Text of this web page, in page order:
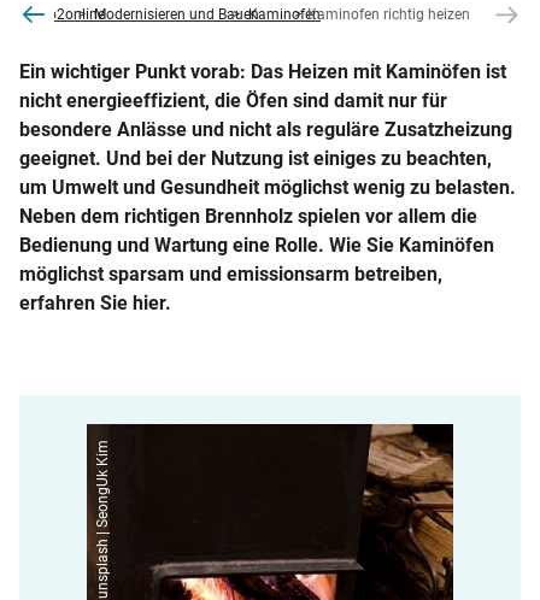
co2onlineModernisieren und BauenKaminofenKaminofen richtig heizen
Ein wichtiger Punkt vorab: Das Heizen mit Kaminöfen ist
nicht energieeffizient, die Öfen sind damit nur für
besondere Anlässe und nicht als reguläre Zusatzheizung
geeignet. Und bei der Nutzung ist einiges zu beachten,
um Umwelt und Gesundheit möglichst wenig zu belasten.
Neben dem richtigen Brennholz spielen vor allem die
Bedienung und Wartung eine Rolle. Wie Sie Kaminöfen
möglichst sparsam und emissionsarm betreiben,
erfahren Sie hier.
unsplash | SeongUk Kim